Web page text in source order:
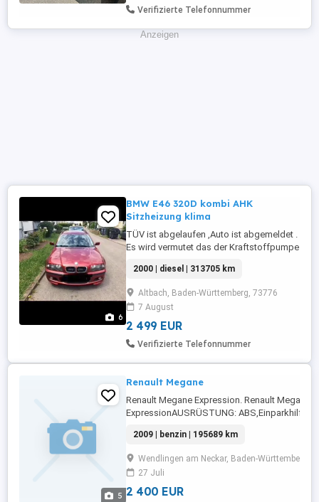
Verifizierte Telefonnummer
Anzeigen
6
BMW E46 320D kombi AHK
Sitzheizung klima
TÜV ist abgelaufen ,Auto ist abgemeldet .
Es wird vermutet das der Kraftstoffpumpe
manchmal nicht . Es zeigt die Fehler Code
siehe letztes Bild . Ein Ersatzmotor mit
Getriebe ist im Kofferraum . Mit fast
neuem Turbo und Injektoren, der
Ersatzmotor im Kofferraum hat ...
2000 | diesel | 313705 km
Altbach, Baden-Württemberg, 73776
7 August
2 499 EUR
Verifizierte Telefonnummer
5
Renault Megane
Renault Megane Expression. Renault Megane
ExpressionAUSRÜSTUNG: ABS,Einparkhilfe
Rücksitzbank,Schlüssellose
...
2009 | benzin | 195689 km
Wendlingen am Neckar, Baden-Württemberg,
27 Juli
2 400 EUR